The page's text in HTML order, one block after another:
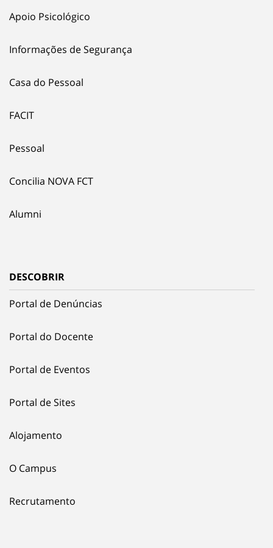
Apoio Psicológico
Informações de Segurança
Casa do Pessoal
FACIT
Pessoal
Concilia NOVA FCT
Alumni
DESCOBRIR
Portal de Denúncias
Portal do Docente
Portal de Eventos
Portal de Sites
Alojamento
O Campus
Recrutamento